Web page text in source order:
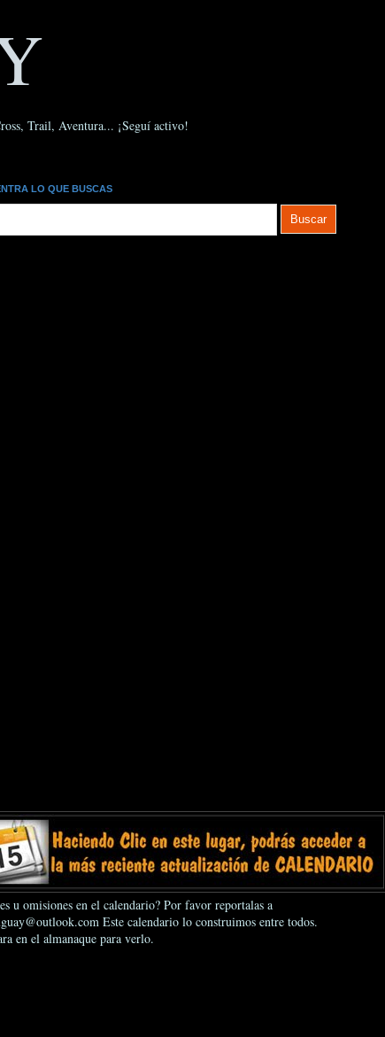
Trail, Aventura... ¡Seguí activo!
LO QUE BUSCAS
u omisiones en el calendario? Por favor reportalas a
Este calendario lo construimos entre todos.
en el almanaque para verlo.